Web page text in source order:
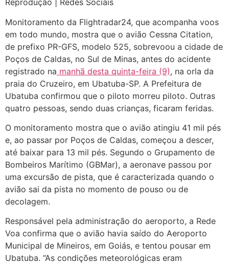
Reprodução | Redes Sociais
Monitoramento da Flightradar24, que acompanha voos
em todo mundo, mostra que o avião Cessna Citation,
de prefixo PR-GFS, modelo 525, sobrevoou a cidade de
Poços de Caldas, no Sul de Minas, antes do acidente
registrado na manhã desta quinta-feira (9), na orla da
praia do Cruzeiro, em Ubatuba-SP. A Prefeitura de
Ubatuba confirmou que o piloto morreu piloto. Outras
quatro pessoas, sendo duas crianças, ficaram feridas.
O monitoramento mostra que o avião atingiu 41 mil pés
e, ao passar por Poços de Caldas, começou a descer,
até baixar para 13 mil pés. Segundo o Grupamento de
Bombeiros Marítimo (GBMar), a aeronave passou por
uma excursão de pista, que é caracterizada quando o
avião sai da pista no momento de pouso ou de
decolagem.
Responsável pela administração do aeroporto, a Rede
Voa confirma que o avião havia saído do Aeroporto
Municipal de Mineiros, em Goiás, e tentou pousar em
Ubatuba. “As condições meteorológicas eram